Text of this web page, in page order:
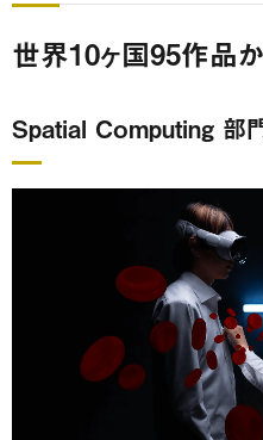
世界10ヶ国95作品
Spatial Computing 部